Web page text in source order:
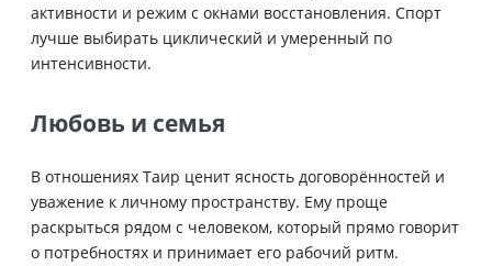
активности и режим с окнами восстановления. Спорт
лучше выбирать циклический и умеренный по
интенсивности.
Любовь и семья
В отношениях Таир ценит ясность договорённостей и
уважение к личному пространству. Ему проще
раскрыться рядом с человеком, который прямо говорит
о потребностях и принимает его рабочий ритм.